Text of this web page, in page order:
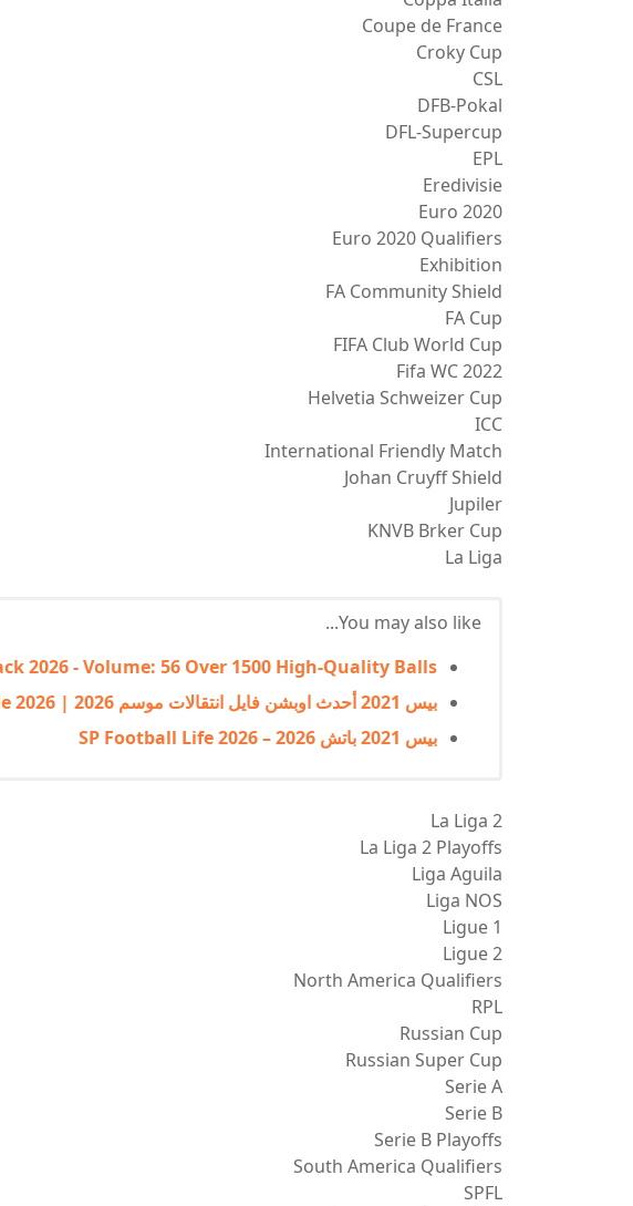
Coupe de France
Croky Cup
CSL
DFB-Pokal
DFL-Supercup
EPL
Eredivisie
Euro 2020
Euro 2020 Qualifiers
Exhibition
FA Community Shield
FA Cup
FIFA Club World Cup
Fifa WC 2022
Helvetia Schweizer Cup
ICC
International Friendly Match
Johan Cruyff Shield
Jupiler
KNVB Brker Cup
La Liga
You may also like...
2026 - Volume: 56 Over 1500 High-Quality Balls
بيس 2021 أحدث اوبشن فايل انتقالات موسم 2026 | PES 2021 Option File 2026
بيس 2021 باتش 2026 – SP Football Life 2026
La Liga 2
La Liga 2 Playoffs
Liga Aguila
Liga NOS
Ligue 1
Ligue 2
North America Qualifiers
RPL
Russian Cup
Russian Super Cup
Serie A
Serie B
Serie B Playoffs
South America Qualifiers
SPFL